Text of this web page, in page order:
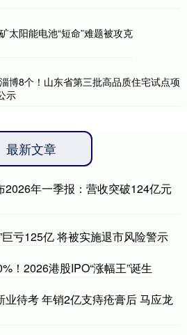
太阳能电池“短命”难题被攻克
博8个！山东省第三批高品质住宅试点项
示
最新文章
2026年一季报：营收突破124亿元
巨亏125亿 将被实施退市风险警示
！2026港股IPO“涨幅王”诞生
业待考 年销2亿支痔疮膏后 马应龙